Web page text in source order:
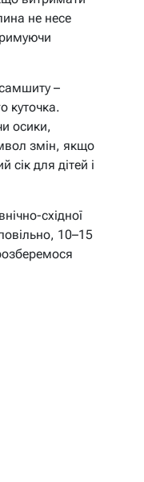
не несе
–
куточка.
осики,
змін, якщо
сік для дітей і
східної
10–15